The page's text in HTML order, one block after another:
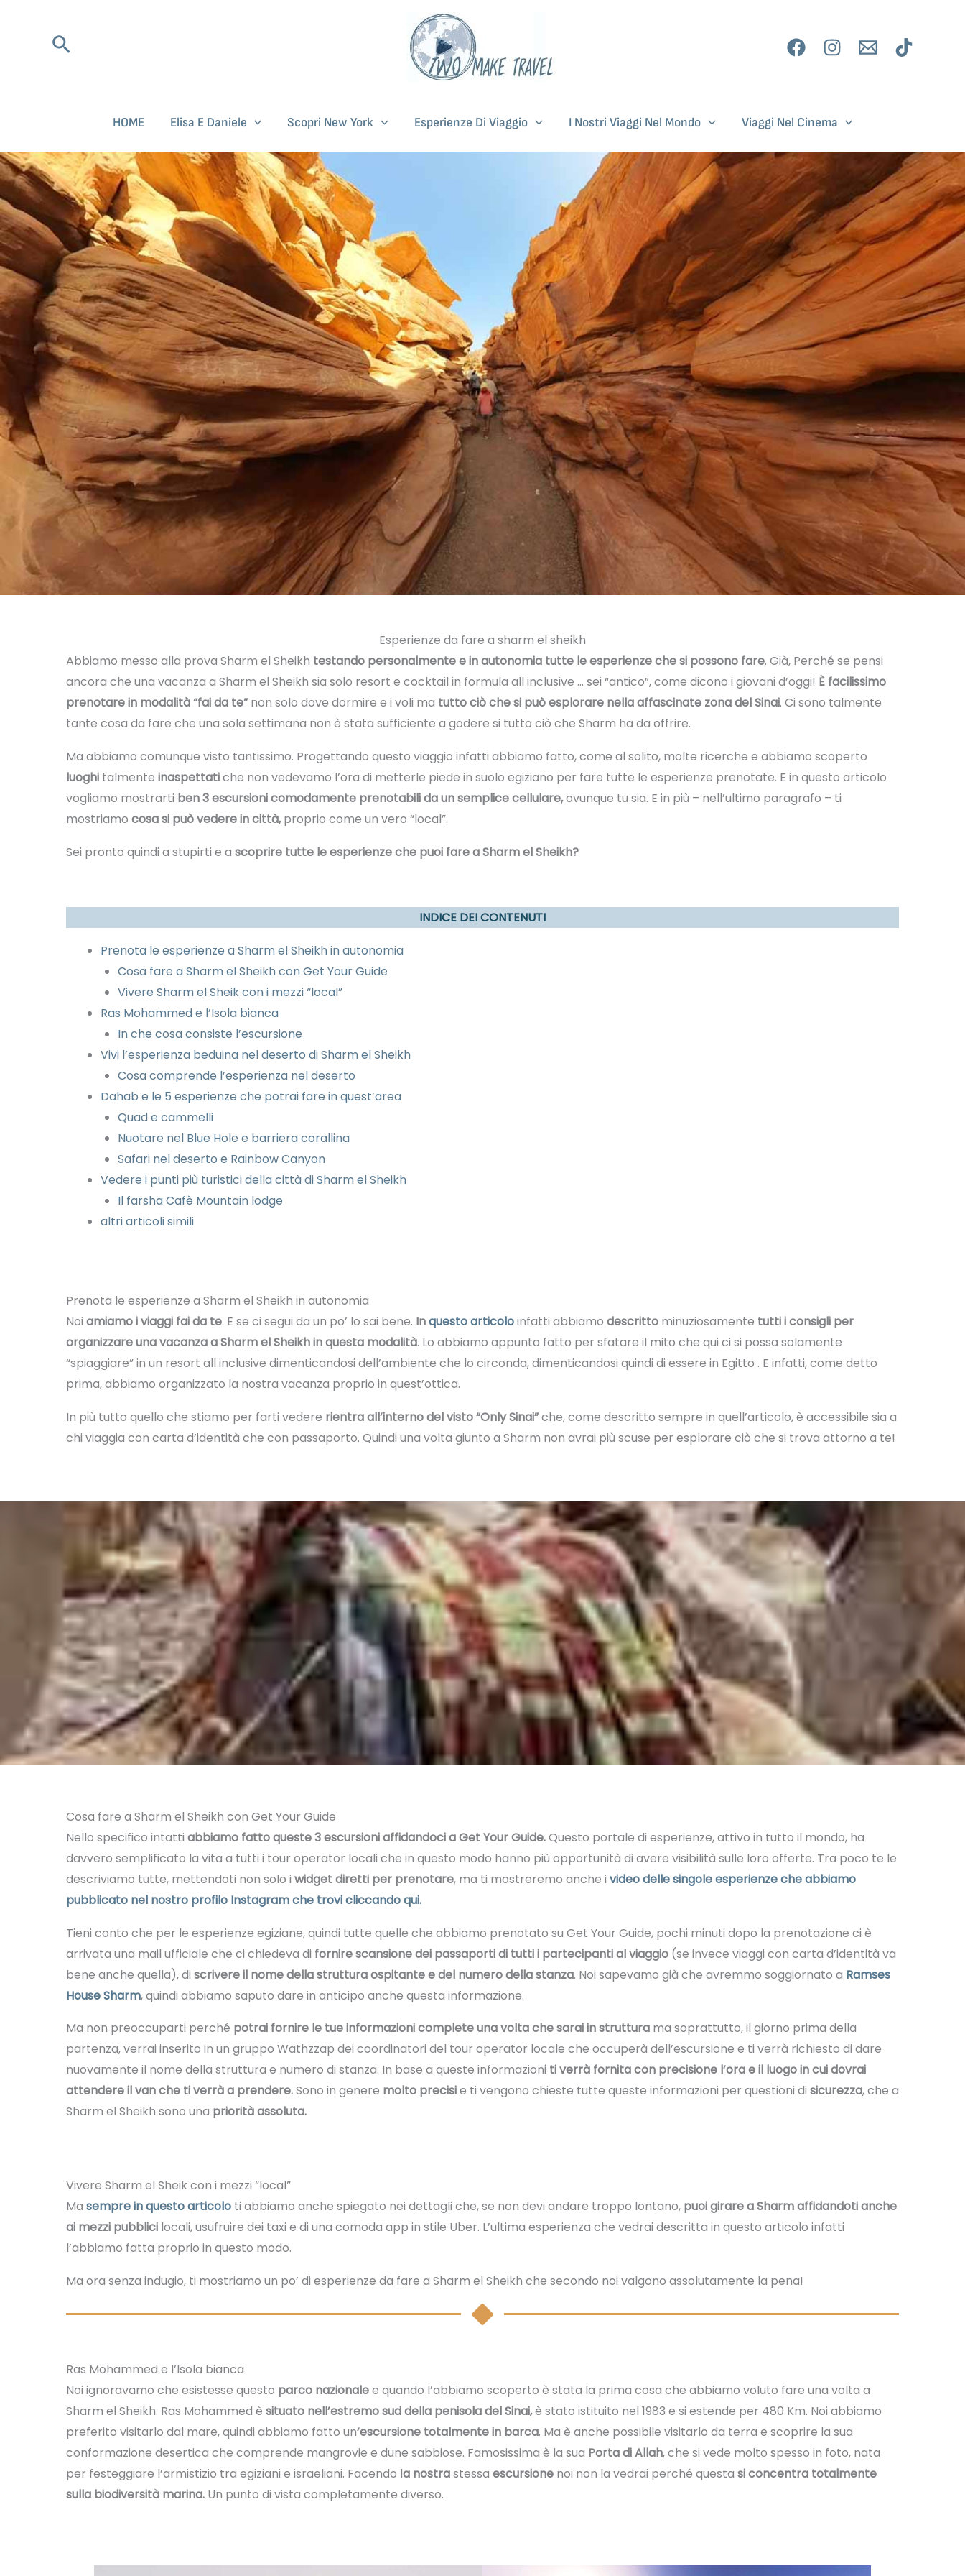
contenutoCerca
HOME Elisa E Daniele Scopri New York Esperienze Di Viaggio I Nostri Viaggi Nel Mondo Viaggi Nel Cinema
Esperienze da fare a sharm el sheikh
Abbiamo messo alla prova Sharm el Sheikh testando personalmente e in autonomia tutte le esperienze che si possono fare. Già, Perché se pensi
ancora che una vacanza a Sharm el Sheikh sia solo resort e cocktail in formula all inclusive … sei “antico”, come dicono i giovani d’oggi! È facilissimo
prenotare in modalità “fai da te”non solo dove dormire e i voli ma tutto ciò che si può esplorare nella affascinate zona del Sinai. Ci sono talmente
tante cosa da fare che una sola settimana non è stata sufficiente a godere si tutto ciò che Sharm ha da offrire.
Ma abbiamo comunque visto tantissimo. Progettando questo viaggio infatti abbiamo fatto, come al solito, molte ricerche e abbiamo scoperto
luoghi talmente inaspettatiche non vedevamo l’ora di metterle piede in suolo egiziano per fare tutte le esperienze prenotate. E in questo articolo
vogliamo mostrarti ben 3 escursioni comodamente prenotabili da un semplice cellulare,ovunque tu sia. E in più – nell’ultimo paragrafo – ti
mostriamo cosa si può vedere in città,proprio come un vero “local”.
Sei pronto quindi a stupirti e a scoprire tutte le esperienze che puoi fare a Sharm el Sheikh?
INDICE DEI CONTENUTI
Prenota le esperienze a Sharm el Sheikh in autonomia
Cosa fare a Sharm el Sheikh con Get Your Guide
Vivere Sharm el Sheik con i mezzi “local”
Ras Mohammed e l’Isola bianca
In che cosa consiste l’escursione
Vivi l’esperienza beduina nel deserto di Sharm el Sheikh
Cosa comprende l’esperienza nel deserto
Dahab e le 5 esperienze che potrai fare in quest’area
Quad e cammelli
Nuotare nel Blue Hole e barriera corallina
Safari nel deserto e Rainbow Canyon
Vedere i punti più turistici della città di Sharm el Sheikh
Il farsha Cafè Mountain lodge
altri articoli simili
Prenota le esperienze a Sharm el Sheikh in autonomia
Noi amiamo i viaggi fai da te. E se ci segui da un po’ lo sai bene. Inquesto articoloinfatti abbiamo descritto minuziosamente tutti i consigli per
organizzare una vacanza a Sharm el Sheikh in questa modalità. Lo abbiamo appunto fatto per sfatare il mito che qui ci si possa solamente
“spiaggiare” in un resort all inclusive dimenticandosi dell’ambiente che lo circonda, dimenticandosi quindi di essere in Egitto . E infatti, come detto
prima, abbiamo organizzato la nostra vacanza proprio in quest’ottica.
In più tutto quello che stiamo per farti vedere rientra all’interno del visto “Only Sinai”che, come descritto sempre in quell’articolo, è accessibile sia a
chi viaggia con carta d’identità che con passaporto. Quindi una volta giunto a Sharm non avrai più scuse per esplorare ciò che si trova attorno a te!
Cosa fare a Sharm el Sheikh con Get Your Guide
Nello specifico intatti abbiamo fatto queste 3 escursioni affidandoci a Get Your Guide.Questo portale di esperienze, attivo in tutto il mondo, ha
davvero semplificato la vita a tutti i tour operator locali che in questo modo hanno più opportunità di avere visibilità sulle loro offerte. Tra poco te le
descriviamo tutte, mettendoti non solo i widget diretti per prenotare, ma ti mostreremo anche i video delle singole esperienze che abbiamo
pubblicato nel nostro profilo Instagram che trovi cliccando qui.
Tieni conto che per le esperienze egiziane, quindi tutte quelle che abbiamo prenotato su Get Your Guide, pochi minuti dopo la prenotazione ci è
arrivata una mail ufficiale che ci chiedeva di fornire scansione dei passaporti di tutti i partecipanti al viaggio (se invece viaggi con carta d’identità va
bene anche quella), di scrivere il nome della struttura ospitante e del numero della stanza. Noi sapevamo già che avremmo soggiornato a Ramses
House Sharm, quindi abbiamo saputo dare in anticipo anche questa informazione.
Ma non preoccuparti perché potrai fornire le tue informazioni complete una volta che sarai in struttura ma soprattutto, il giorno prima della
partenza, verrai inserito in un gruppo Wathzzap dei coordinatori del tour operator locale che occuperà dell’escursione e ti verrà richiesto di dare
nuovamente il nome della struttura e numero di stanza. In base a queste informazioni ti verrà fornita con precisione l’ora e il luogo in cui dovrai
attendere il van che ti verrà a prendere.Sono in genere molto precisie ti vengono chieste tutte queste informazioni per questioni di sicurezza, che a
Sharm el Sheikh sono una priorità assoluta.
Vivere Sharm el Sheik con i mezzi “local”
Ma sempre in questo articolo ti abbiamo anche spiegato nei dettagli che, se non devi andare troppo lontano, puoi girare a Sharm affidandoti anche
ai mezzi pubblici locali, usufruire dei taxi e di una comoda app in stile Uber. L’ultima esperienza che vedrai descritta in questo articolo infatti
l’abbiamo fatta proprio in questo modo.
Ma ora senza indugio, ti mostriamo un po’ di esperienze da fare a Sharm el Sheikh che secondo noi valgono assolutamente la pena!
Ras Mohammed e l’Isola bianca
Noi ignoravamo che esistesse questo parco nazionalee quando l’abbiamo scoperto è stata la prima cosa che abbiamo voluto fare una volta a
Sharm el Sheikh. Ras Mohammed è situato nell’estremo sud della penisola del Sinai,è stato istituito nel 1983 e si estende per 480 Km. Noi abbiamo
preferito visitarlo dal mare, quindi abbiamo fatto un’escursione totalmente in barca. Ma è anche possibile visitarlo da terra e scoprire la sua
conformazione desertica che comprende mangrovie e dune sabbiose. Famosissima è la sua Porta di Allah, che si vede molto spesso in foto, nata
per festeggiare l’armistizio tra egiziani e israeliani. Facendo la nostrastessa escursione noi non la vedrai perché questa si concentra totalmente
sulla biodiversità marina. Un punto di vista completamente diverso.